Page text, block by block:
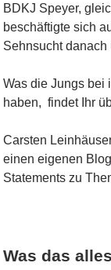
BDKJ Speyer,
beschäftigte sich
Sehnsucht danach
Was die Jungs bei
haben, findet Ihr
Carsten
einen eigenen
Statements zu
Was das